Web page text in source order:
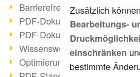
Barrierefreie PDF-Dokumente
PDF-Dokumente mit OCR
PDF-Dokumente barrierefrei?
Wissenswertes über E-
Optimierung des PDF-Formats
Zusätzlich
Bearbeitungs-
einschränken
bestimmte